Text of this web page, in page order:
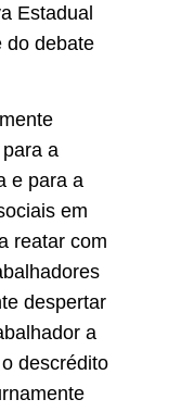
Estadual
do debate
a
e para a
em
reatar com
despertar
a
descrédito